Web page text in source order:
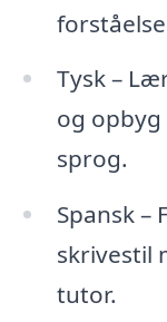
Tysk –
og
sprog.
Spansk –
skrivestil
tutor.